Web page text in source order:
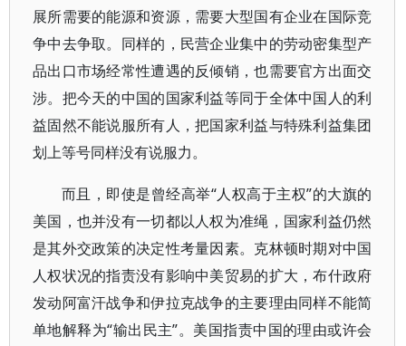
展所需要的能源和资源，需要大型国有企业在国际竞
争中去争取。同样的，民营企业集中的劳动密集型产
品出口市场经常性遭遇的反倾销，也需要官方出面交
涉。把今天的中国的国家利益等同于全体中国人的利
益固然不能说服所有人，把国家利益与特殊利益集团
划上等号同样没有说服力。
而且，即使是曾经高举“人权高于主权”的大旗的
美国，也并没有一切都以人权为准绳，国家利益仍然
是其外交政策的决定性考量因素。克林顿时期对中国
人权状况的指责没有影响中美贸易的扩大，布什政府
发动阿富汗战争和伊拉克战争的主要理由同样不能简
单地解释为“输出民主”。美国指责中国的理由或许会